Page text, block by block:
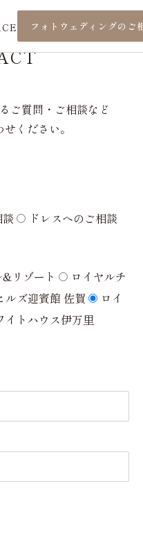
フォトウェディングのご
ご質問・ご相談など
ください。
ドレスへのご相談
リゾート
ロイヤルチ
ルズ迎賓館 佐賀
ロイ
イトハウス伊万里